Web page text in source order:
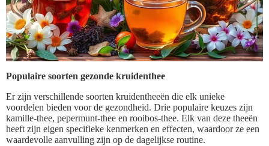
Populaire soorten gezonde kruidenthee
Er zijn verschillende soorten kruidentheeën die elk unieke
voordelen bieden voor de gezondheid. Drie populaire keuzes zijn
kamille-thee, pepermunt-thee en rooibos-thee. Elk van deze theeën
heeft zijn eigen specifieke kenmerken en effecten, waardoor ze een
waardevolle aanvulling zijn op de dagelijkse routine.